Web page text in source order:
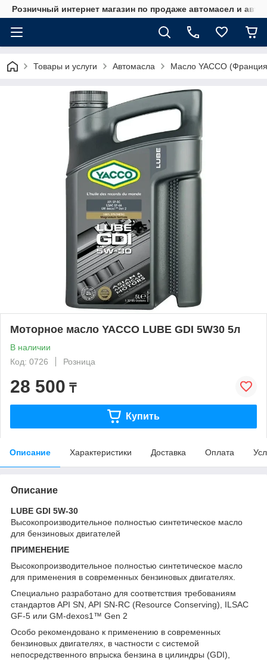
Розничный интернет магазин по продаже автомасел и
Товары и услуги Автомасла Масло YACCO
Моторное масло YACCO LUBE GDI 5W30 5л
В наличии
Код: 0726
Розница
28 500 ₸
Купить
Описание Характеристики Доставка Оплата
Описание
LUBE GDI 5W-30
Высокопроизводительное полностью синтетическое масло
для бензиновых двигателей
ПРИМЕНЕНИЕ
Высокопроизводительное полностью синтетическое масло
для применения в современных бензиновых двигателях.
Специально разработано для соответствия требованиям
стандартов API SN, API SN-RC (Resource Conserving), ILSAC
GF-5 или GM-dexos1™ Gen 2
Особо рекомендовано к применению в современных
бензиновых двигателях, в частности с системой
непосредственного впрыска бензина в цилиндры (GDI),